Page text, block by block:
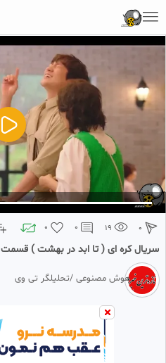
تبلیغ 1 از 2
0 0 19 0
سریال کره ای ( تا ابد در بهشت ) قسمت ۲ زیرنویس فارسی
سریال کره ای ( تا ابد در بهشت ) قسمت ۲ زیرنویس فارسی
هوش مصنوعی /تحلیلگر تی وی